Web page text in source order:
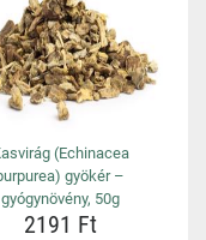
(Echinacea
gyökér –
gyógynövény, 50g
2191 Ft